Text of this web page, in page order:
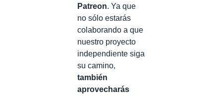
Patreon. Ya que
no sólo estarás
colaborando a que
nuestro proyecto
independiente siga
su camino,
también
aprovecharás